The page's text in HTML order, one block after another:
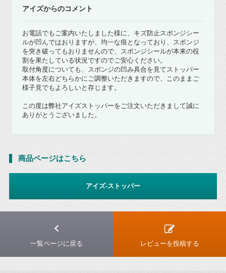
アイズからのコメント
お電話でもご案内いたしました様に、キズ防止スポンジシー
ルが凹んではおりますが、均一な痕となっており、スポンジ
を突き破ってもおりませんので、スポンジシールが本来の役
割を果たしている状況ですのでご安心ください。
取付角度についても、スポンジの凹み具合を見てストッパー
本体を左右どちらかにご調整いただきますので、このままご
様子見でもよろしいと存じます。
この度は弊社アイズストッパーをご注文いただきまして誠に
ありがとうございました。
商品ページはこちら
アイズ-ストッパー
一覧ページに戻る レビューを投稿する